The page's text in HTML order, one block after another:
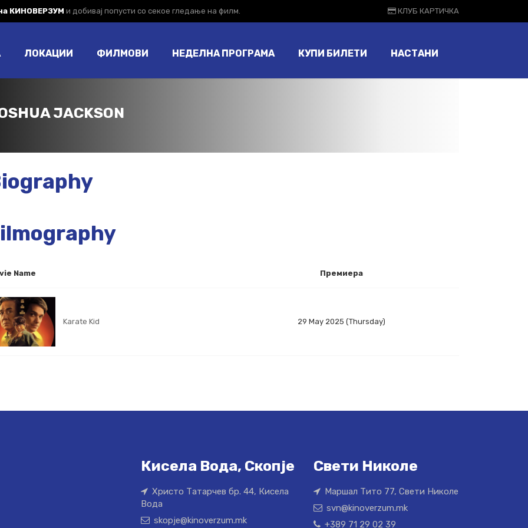
КИНОВЕРЗУМ и добивај попусти со секое гледање на филм. КЛУБ КАРТИЧКА
ЛОКАЦИИ ФИЛМОВИ НЕДЕЛНА ПРОГРАМА КУПИ БИЛЕТИ НАСТАНИ
JACKSON
Name Премиера
Karate Kid 29 May 2025 (Thursday)
Кисела Вода, Скопје
Христо Татарчев бр. 44, Кисела
Вода
skopje@kinoverzum.mk
Свети Николе
Маршал Тито 77, Свети Николе
svn@kinoverzum.mk
+389 71 29 02 39